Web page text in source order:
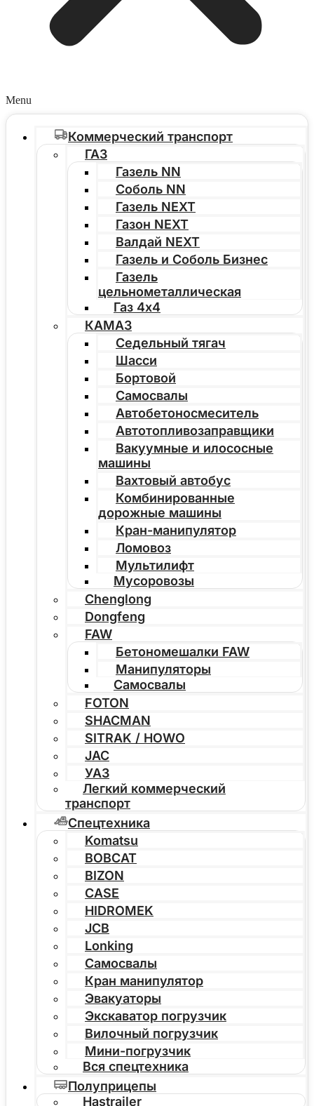
Menu
Коммерческий транспорт
ГАЗ
Газель NN
Соболь NN
Газель NEXT
Газон NEXT
Валдай NEXT
Газель и Соболь Бизнес
Газель
цельнометаллическая
Газ 4х4
КАМАЗ
Седельный тягач
Шасси
Бортовой
Самосвалы
Автобетоносмеситель
Автотопливозаправщики
Вакуумные и илососные
машины
Вахтовый автобус
Комбинированные
дорожные машины
Кран-манипулятор
Ломовоз
Мультилифт
Мусоровозы
Chenglong
Dongfeng
FAW
Бетономешалки FAW
Манипуляторы
Самосвалы
FOTON
SHACMAN
SITRAK / HOWO
JAC
УАЗ
Легкий коммерческий
транспорт
Спецтехника
Komatsu
BOBCAT
BIZON
CASE
HIDROMEK
JCB
Lonking
Самосвалы
Кран манипулятор
Эвакуаторы
Экскаватор погрузчик
Вилочный погрузчик
Мини-погрузчик
Вся спецтехника
Полуприцепы
Hastrailer